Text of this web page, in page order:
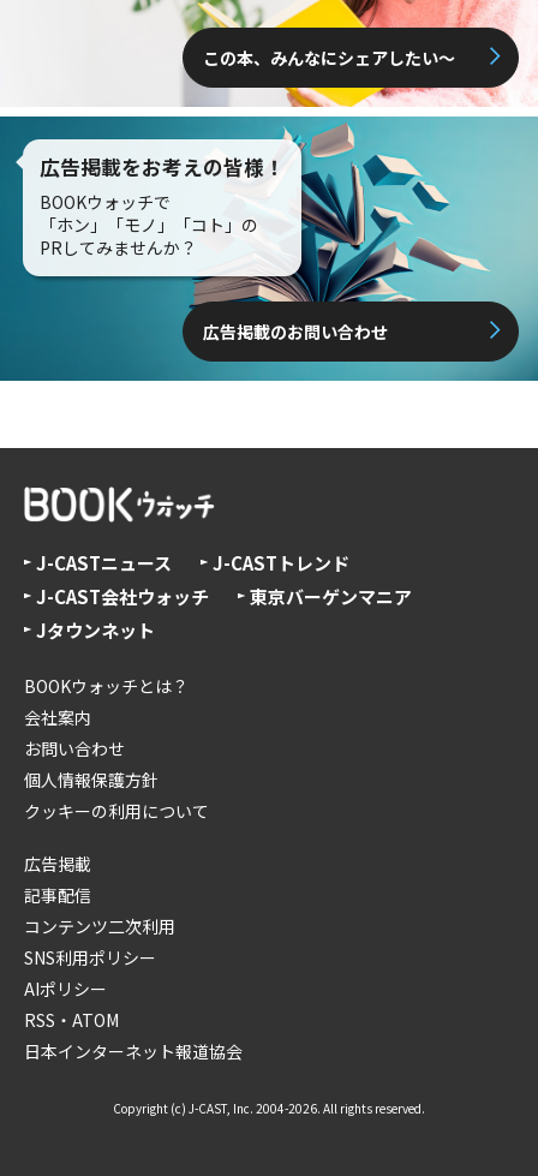
この本、みんなにシェアしたい〜
広告掲載をお考えの皆様！
BOOKウォッチで
「ホン」「モノ」「コト」の
PRしてみませんか？
広告掲載のお問い合わせ
J-CASTニュース
J-CASTトレンド
J-CAST会社ウォッチ
東京バーゲンマニア
Jタウンネット
BOOKウォッチとは？
会社案内
お問い合わせ
個人情報保護方針
クッキーの利用について
広告掲載
記事配信
コンテンツ二次利用
SNS利用ポリシー
AIポリシー
RSS・ATOM
日本インターネット報道協会
Copyright (c) J-CAST, Inc. 2004-2026. All rights reserved.